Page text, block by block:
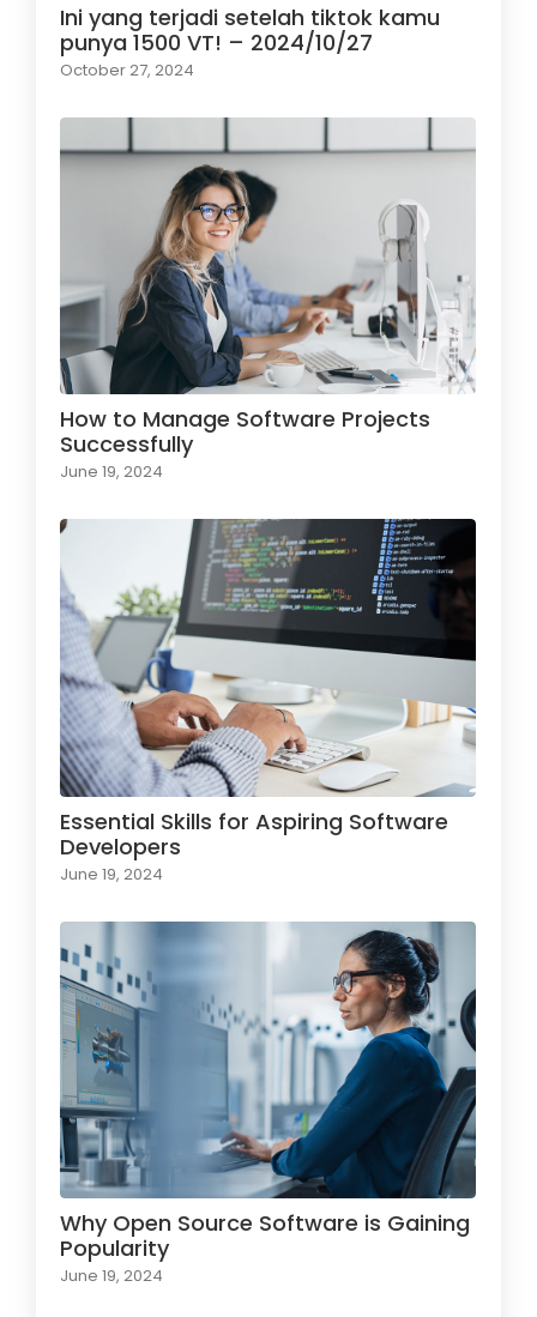
Ini yang terjadi setelah tiktok kamu
punya 1500 VT! – 2024/10/27
October 27, 2024
How to Manage Software Projects
Successfully
June 19, 2024
Essential Skills for Aspiring Software
Developers
June 19, 2024
Why Open Source Software is Gaining
Popularity
June 19, 2024